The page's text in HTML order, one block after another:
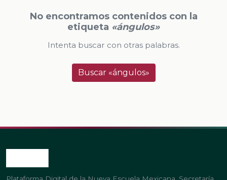
No encontramos contenidos con la
etiqueta «ángulos»
Intenta buscar con otras palabras.
Buscar «ángulos»